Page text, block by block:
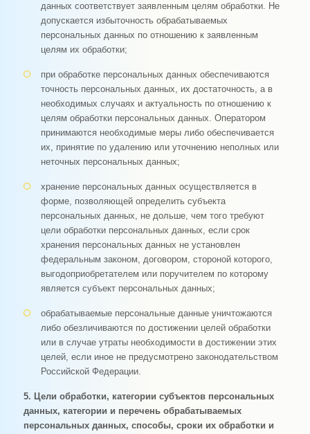
данных соответствует заявленным целям обработки. Не
допускается избыточность обрабатываемых
персональных данных по отношению к заявленным
целям их обработки;
при обработке персональных данных обеспечиваются
точность персональных данных, их достаточность, а в
необходимых случаях и актуальность по отношению к
целям обработки персональных данных. Оператором
принимаются необходимые меры либо обеспечивается
их, принятие по удалению или уточнению неполных или
неточных персональных данных;
хранение персональных данных осуществляется в
форме, позволяющей определить субъекта
персональных данных, не дольше, чем того требуют
цели обработки персональных данных, если срок
хранения персональных данных не установлен
федеральным законом, договором, стороной которого,
выгодоприобретателем или поручителем по которому
является субъект персональных данных;
обрабатываемые персональные данные уничтожаются
либо обезличиваются по достижении целей обработки
или в случае утраты необходимости в достижении этих
целей, если иное не предусмотрено законодательством
Российской Федерации.
5. Цели обработки, категории субъектов персональных
данных, категории и перечень обрабатываемых
персональных данных, способы, сроки их обработки и